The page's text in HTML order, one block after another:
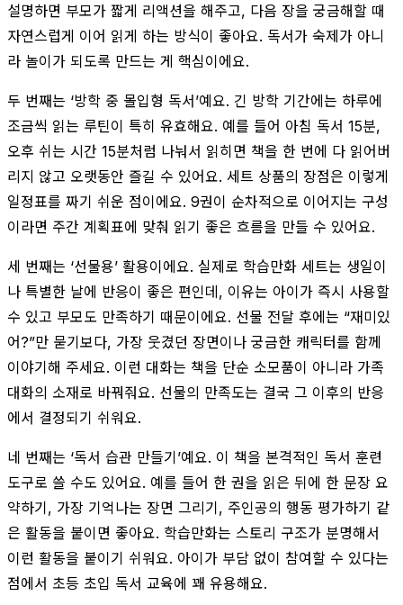
설명하면 부모가 짧게 리액션을 해주고, 다음 장을 궁금해할 때
자연스럽게 이어 읽게 하는 방식이 좋아요. 독서가 숙제가 아니
라 놀이가 되도록 만드는 게 핵심이에요.
두 번째는 ‘방학 중 몰입형 독서’예요. 긴 방학 기간에는 하루에
조금씩 읽는 루틴이 특히 유효해요. 예를 들어 아침 독서 15분,
오후 쉬는 시간 15분처럼 나눠서 읽히면 책을 한 번에 다 읽어버
리지 않고 오랫동안 즐길 수 있어요. 세트 상품의 장점은 이렇게
일정표를 짜기 쉬운 점이에요. 9권이 순차적으로 이어지는 구성
이라면 주간 계획표에 맞춰 읽기 좋은 흐름을 만들 수 있어요.
세 번째는 ‘선물용’ 활용이에요. 실제로 학습만화 세트는 생일이
나 특별한 날에 반응이 좋은 편인데, 이유는 아이가 즉시 사용할
수 있고 부모도 만족하기 때문이에요. 선물 전달 후에는 “재미있
어?”만 묻기보다, 가장 웃겼던 장면이나 궁금한 캐릭터를 함께
이야기해 주세요. 이런 대화는 책을 단순 소모품이 아니라 가족
대화의 소재로 바꿔줘요. 선물의 만족도는 결국 그 이후의 반응
에서 결정되기 쉬워요.
네 번째는 ‘독서 습관 만들기’예요. 이 책을 본격적인 독서 훈련
도구로 쓸 수도 있어요. 예를 들어 한 권을 읽은 뒤에 한 문장 요
약하기, 가장 기억나는 장면 그리기, 주인공의 행동 평가하기 같
은 활동을 붙이면 좋아요. 학습만화는 스토리 구조가 분명해서
이런 활동을 붙이기 쉬워요. 아이가 부담 없이 참여할 수 있다는
점에서 초등 초입 독서 교육에 꽤 유용해요.